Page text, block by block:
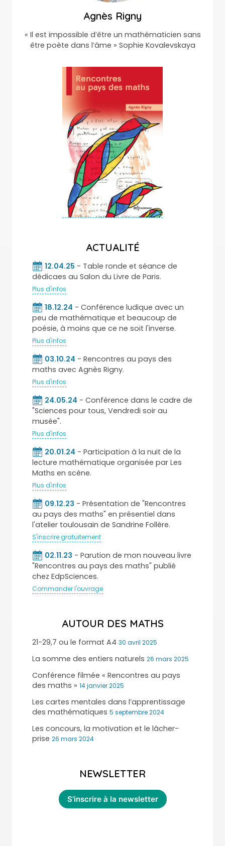
Agnès Rigny
« Il est impossible d’être un mathématicien sans
être poète dans l’âme » Sophie Kovalevskaya
ACTUALITÉ
12.04.25 - Table ronde et séance de
dédicaes au Salon du Livre de Paris.
Plus d'infos
18.12.24 - Conférence ludique avec un
peu de mathématique et beaucoup de
poésie, à moins que ce ne soit l'inverse.
Plus d'infos
03.10.24 - Rencontres au pays des
maths avec Agnès Rigny.
Plus d'infos
24.05.24 - Conférence dans le cadre de
"Sciences pour tous, Vendredi soir au
musée".
Plus d'infos
20.01.24 - Participation à la nuit de la
lecture mathématique organisée par Les
Maths en scène.
Plus d'infos
09.12.23 - Présentation de "Rencontres
au pays des maths" en présentiel dans
l'atelier toulousain de Sandrine Follère.
S'inscrire gratuitement
02.11.23 - Parution de mon nouveau livre
"Rencontres au pays des maths" publié
chez EdpSciences.
Commander l'ouvrage
AUTOUR DES MATHS
21-29,7 ou le format A4 30 avril 2025
La somme des entiers naturels 26 mars 2025
Conférence filmée « Rencontres au pays
des maths » 14 janvier 2025
Les cartes mentales dans l’apprentissage
des mathématiques 5 septembre 2024
Les concours, la motivation et le lâcher-
prise 26 mars 2024
NEWSLETTER